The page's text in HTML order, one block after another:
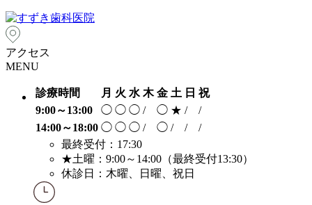
アクセス
MENU
診療時間 月 火 水 木 金 土 日 祝
9:00～13:00
◯ ◯ ◯ / ◯ ★ /
/
14:00～18:00 ◯ ◯ ◯ / ◯ / /
/
最終受付：17:30
★土曜：9:00～14:00（最終受付13:30）
休診日：木曜、日曜、祝日